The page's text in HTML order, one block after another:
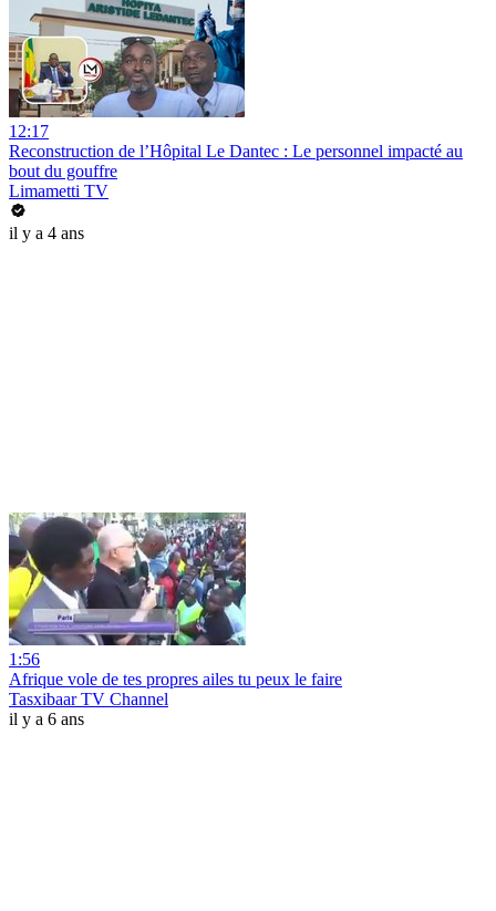
12:17
Reconstruction de l’Hôpital Le Dantec : Le personnel impacté au
bout du gouffre
Limametti TV
il y a 4 ans
1:56
Afrique vole de tes propres ailes tu peux le faire
Tasxibaar TV Channel
il y a 6 ans